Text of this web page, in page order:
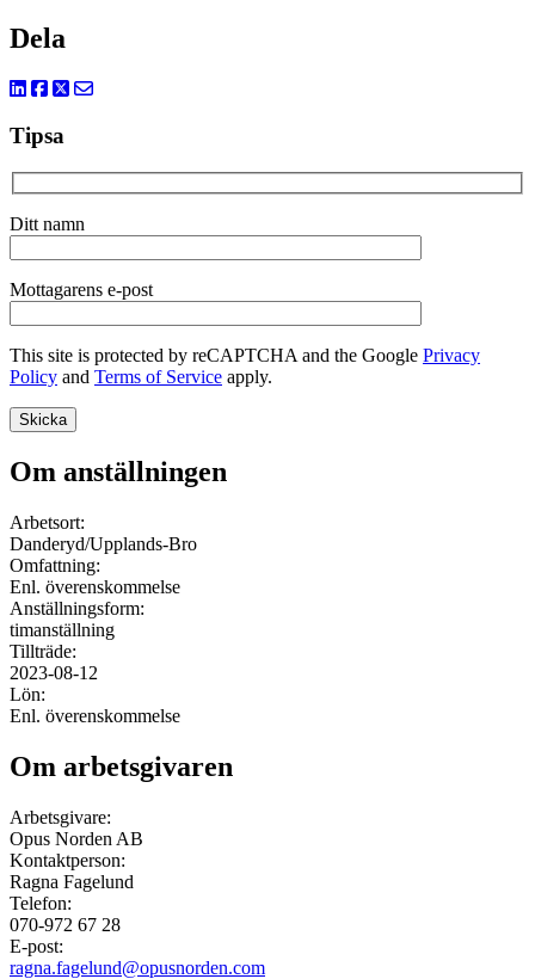
Dela
Tipsa
Ditt namn
Mottagarens e-post
This site is protected by reCAPTCHA and the Google Privacy
Policy and Terms of Service apply.
Om anställningen
Arbetsort:
Danderyd/Upplands-Bro
Omfattning:
Enl. överenskommelse
Anställningsform:
timanställning
Tillträde:
2023-08-12
Lön:
Enl. överenskommelse
Om arbetsgivaren
Arbetsgivare:
Opus Norden AB
Kontaktperson:
Ragna Fagelund
Telefon:
070-972 67 28
E-post:
ragna.fagelund@opusnorden.com